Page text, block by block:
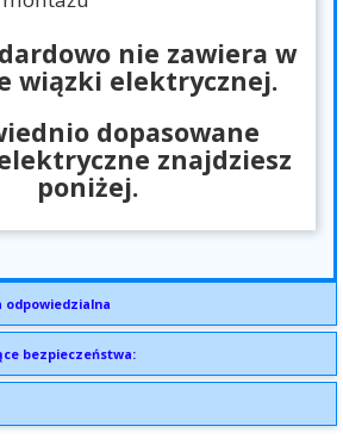
nie zawiera w
wiązki elektrycznej.
dopasowane
znajdziesz
poniżej.
odpowiedzialna
bezpieczeństwa: